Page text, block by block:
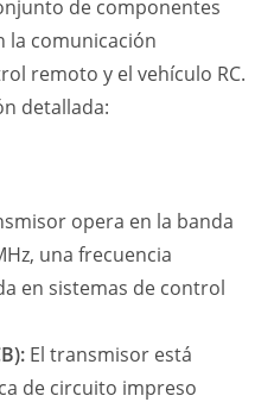
de componentes
la comunicación
remoto y el vehículo RC.
detallada:
opera en la banda
una frecuencia
en sistemas de control
El transmisor está
de circuito impreso